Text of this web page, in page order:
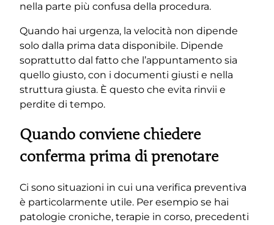
nella parte più confusa della procedura.
Quando hai urgenza, la velocità non dipende
solo dalla prima data disponibile. Dipende
soprattutto dal fatto che l’appuntamento sia
quello giusto, con i documenti giusti e nella
struttura giusta. È questo che evita rinvii e
perdite di tempo.
Quando conviene chiedere
conferma prima di prenotare
Ci sono situazioni in cui una verifica preventiva
è particolarmente utile. Per esempio se hai
patologie croniche, terapie in corso, precedenti